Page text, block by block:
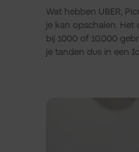
Wat hebben UBER,
je kan opschalen. Het
bij 1000 of 10.000
je tanden dus in een